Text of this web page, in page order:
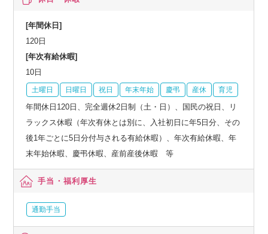
[年間休日]
120日
[年次有給休暇]
10日
土曜日 日曜日 祝日 年末年始 慶弔 産休 育児
年間休日120日、完全週休2日制（土・日）、国民の祝日、リ
ラックス休暇（年次有休とは別に、入社初日に年5日分、その
後1年ごとに5日分付与される有給休暇）、年次有給休暇、年
末年始休暇、慶弔休暇、産前産後休暇 等
手当・福利厚生
通勤手当